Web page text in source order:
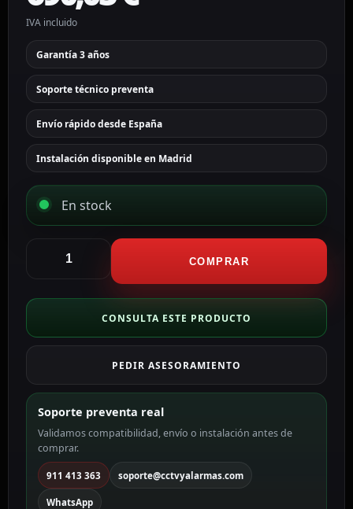
IVA incluido
Garantía 3 años
Soporte técnico preventa
Envío rápido desde España
Instalación disponible en Madrid
En stock
grabador
16
IP
PoE
PRO
WiFi
DS-
7616NXI-
K2/16P/Vpro
cantidad
COMPRAR
CONSULTA ESTE PRODUCTO
PEDIR ASESORAMIENTO
Soporte preventa real
Validamos compatibilidad, envío o instalación antes de
comprar.
911 413 363 soporte@cctvyalarmas.com
WhatsApp